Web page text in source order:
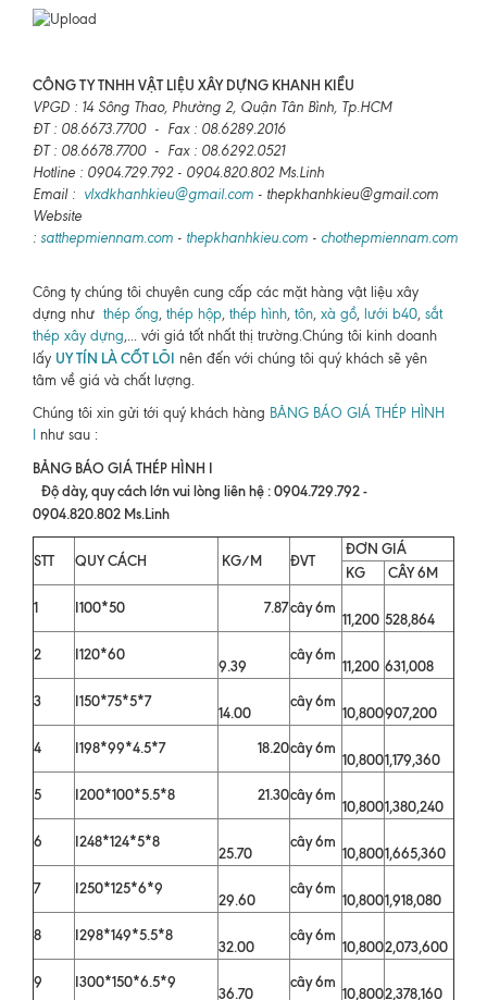
CÔNG TY TNHH VẬT LIỆU XÂY DỰNG KHANH KIỀU
VPGD : 14 Sông Thao, Phường 2, Quận Tân Bình, Tp.HCM
ĐT : 08.6673.7700 - Fax : 08.6289.2016
ĐT : 08.6678.7700 - Fax : 08.6292.0521
Hotline : 0904.729.792 - 0904.820.802 Ms.Linh
Email : vlxdkhanhkieu@gmail.com - thepkhanhkieu@gmail.com
Website
: satthepmiennam.com - thepkhanhkieu.com - chothepmiennam.com
Công ty chúng tôi chuyên cung cấp các mặt hàng vật liệu xây
dựng như thép ống, thép hộp, thép hình, tôn, xà gồ, lưới b40, sắt
thép xây dựng,... với giá tốt nhất thị trường.Chúng tôi kinh doanh
lấy UY TÍN LÀ CỐT LÕI nên đến với chúng tôi quý khách sẽ yên
tâm về giá và chất lượng.
Chúng tôi xin gửi tới quý khách hàng BẢNG BÁO GIÁ THÉP HÌNH
như sau :
BẢNG BÁO GIÁ THÉP HÌNH I
Độ dày, quy cách lớn vui lòng liên hệ : 0904.729.792 -
0904.820.802 Ms.Linh
STT QUY CÁCH KG/M ĐVT
ĐƠN GIÁ
KG
CÂY 6M
1
I100*50 7.87cây 6m
11,200 528,864
2
I120*60
9.39
cây 6m
11,200 631,008
3
I150*75*5*7
14.00
cây 6m
10,800907,200
4
I198*99*4.5*7 18.20cây 6m
10,8001,179,360
5
I200*100*5.5*8 21.30cây 6m
10,8001,380,240
6
I248*124*5*8
25.70
cây 6m
10,8001,665,360
7
I250*125*6*9
29.60
cây 6m
10,8001,918,080
8
I298*149*5.5*8
32.00
cây 6m
10,8002,073,600
9
I300*150*6.5*9
36.70
cây 6m
10,8002,378,160